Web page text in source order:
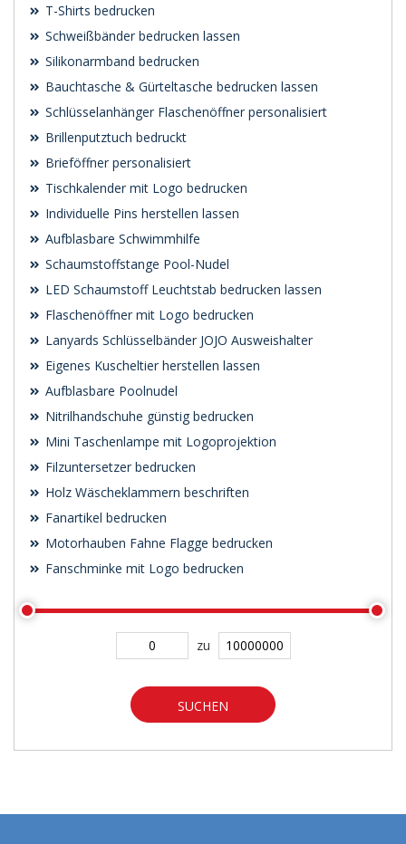
T-Shirts bedrucken
Schweißbänder bedrucken lassen
Silikonarmband bedrucken
Bauchtasche & Gürteltasche bedrucken lassen
Schlüsselanhänger Flaschenöffner personalisiert
Brillenputztuch bedruckt
Brieföffner personalisiert
Tischkalender mit Logo bedrucken
Individuelle Pins herstellen lassen
Aufblasbare Schwimmhilfe
Schaumstoffstange Pool-Nudel
LED Schaumstoff Leuchtstab bedrucken lassen
Flaschenöffner mit Logo bedrucken
Lanyards Schlüsselbänder JOJO Ausweishalter
Eigenes Kuscheltier herstellen lassen
Aufblasbare Poolnudel
Nitrilhandschuhe günstig bedrucken
Mini Taschenlampe mit Logoprojektion
Filzuntersetzer bedrucken
Holz Wäscheklammern beschriften
Fanartikel bedrucken
Motorhauben Fahne Flagge bedrucken
Fanschminke mit Logo bedrucken
zu
SUCHEN